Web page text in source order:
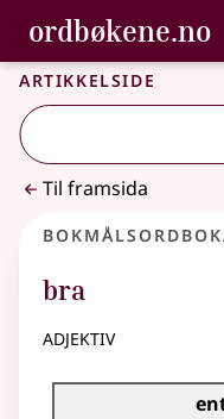
Gå til
Tilgjenge
ordbøkene.no,
Bokmålsordboka og
Artikkelside
Til framsida
bra
adjektiv
Bøyingstabell for